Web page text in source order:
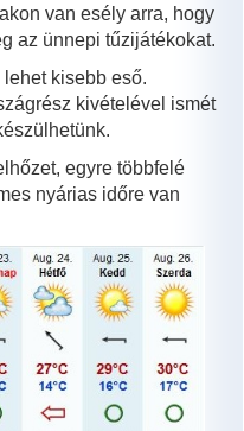
van esély arra, hogy
az ünnepi tűzijátékokat.
kisebb eső.
kivételével ismét
egyre többfelé
nyárias időre van